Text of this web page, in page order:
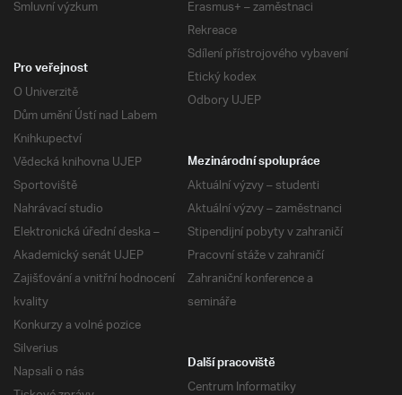
Smluvní výzkum
Erasmus+ – zaměstnaci
Rekreace
Sdílení přístrojového vybavení
Etický kodex
Odbory UJEP
Pro veřejnost
O Univerzitě
Dům umění Ústí nad Labem
Knihkupectví
Vědecká knihovna UJEP
Sportoviště
Nahrávací studio
Elektronická úřední deska –
Akademický senát UJEP
Zajišťování a vnitřní hodnocení
kvality
Konkurzy a volné pozice
Silverius
Napsali o nás
Mezinárodní spolupráce
Aktuální výzvy – studenti
Aktuální výzvy – zaměstnanci
Stipendijní pobyty v zahraničí
Pracovní stáže v zahraničí
Zahraniční konference a
semináře
Další pracoviště
Centrum Informatiky